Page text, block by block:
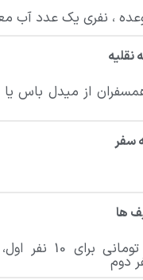
، نفری یک عدد آب
نقلیه
از میدل باس یا
سفر
ها